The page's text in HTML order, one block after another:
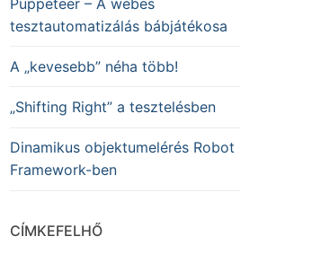
tesztautomatizálás bábjátékosa
A „kevesebb” néha több!
„Shifting Right” a tesztelésben
Dinamikus objektumelérés Robot
Framework-ben
CÍMKEFELHŐ